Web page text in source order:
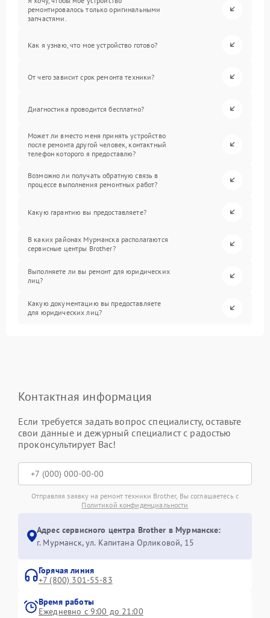
ремонтировалось только оригинальными
запчастями.
Как я узнаю, что мое устройство готово?
От чего зависит срок ремонта техники?
Диагностика проводится бесплатно?
Может ли вместо меня принять устройство
после ремонта другой человек, контактный
телефон которого я предоставлю?
Возможно ли получать обратную связь в
процессе выполнения ремонтных работ?
Какую гарантию вы предоставляете?
В каких районах Мурманска располагаются
сервисные центры Brother?
Выполняете ли вы ремонт для юридических
лиц?
Какую документацию вы предоставляете
для юридических лиц?
Контактная информация
Если требуется задать вопрос специалисту, оставьте
свои данные и дежурный специалист с радостью
проконсультирует Вас!
Отправляя заявку на ремонт техники Brother, Вы соглашаетесь с
Политикой конфиденциальности
Адрес сервисного центра Brother в Мурманске:
г. Мурманск, ул. Капитана Орликовой, 15
Горячая линия
+7 (800) 301-55-83
Время работы
Ежедневно с 9:00 до 21:00